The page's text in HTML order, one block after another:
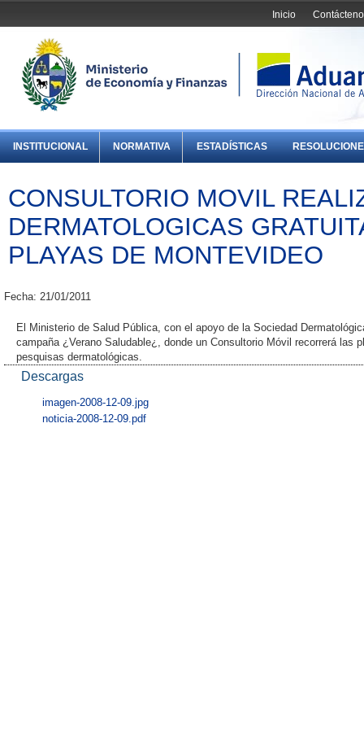
Inicio
INSTITUCIONAL NORMATIVA ESTADÍSTICAS
CONSULTORIO MOVIL
DERMATOLOGICAS
PLAYAS DE MONTEVIDEO
Fecha: 21/01/2011
El Ministerio de Salud Pública, con el apoyo de la Sociedad
campaña ¿Verano Saludable¿, donde un Consultorio Móvil recorrerá las
pesquisas dermatológicas.
Descargas
imagen-2008-12-09.jpg
noticia-2008-12-09.pdf